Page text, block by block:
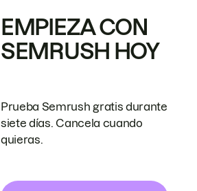
EMPIEZA CON
SEMRUSH HOY
Prueba Semrush gratis durante
siete días. Cancela cuando
quieras.